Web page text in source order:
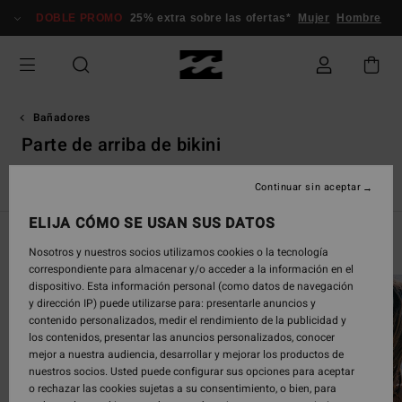
selección
cuadrícula
productos
DOBLE PROMO 25% extra sobre las ofertas* Mujer Hombre
Bañadores
Parte de arriba de bikini
Parte de abajo de Bikini
Swim Guide
ELIJA CÓMO SE USAN SUS DATOS
Nosotros y nuestros socios utilizamos cookies o la tecnología
correspondiente para almacenar y/o acceder a la información en el
dispositivo. Esta información personal (como datos de navegación
y dirección IP) puede utilizarse para: presentarle anuncios y
contenido personalizados, medir el rendimiento de la publicidad y
los contenidos, presentar las anuncios personalizados, conocer
mejor a nuestra audiencia, desarrollar y mejorar los productos de
nuestros socios. Usted puede configurar sus opciones para aceptar
o rechazar las cookies sujetas a su consentimiento, o bien, para
Continuar sin aceptar